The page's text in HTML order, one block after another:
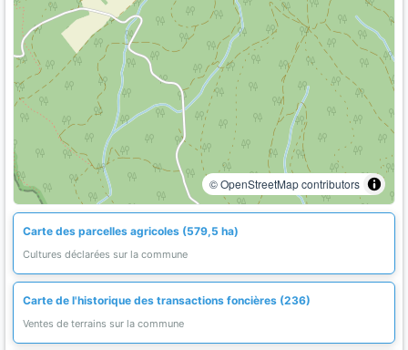
© OpenStreetMap contributors
Carte des parcelles agricoles (579,5 ha)
Cultures déclarées sur la commune
Carte de l'historique des transactions foncières (236)
Ventes de terrains sur la commune